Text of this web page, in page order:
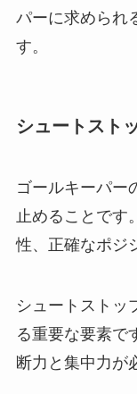
パーに求められ
す。
シュートスト
ゴールキーパー
止めることです
性、正確なポジ
シュートストッ
る重要な要素で
断力と集中力が